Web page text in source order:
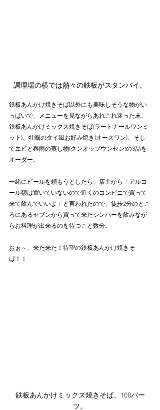
調理場の横では熱々の鉄板がスタンバイ。
鉄板あんかけ焼きそば以外にも美味しそうな物がい
っぱいで、メニューを見ながらあれこれ迷った末、
鉄板あんかけミックス焼きそば(ラートナールワンミ
ット)、牡蠣のタイ風お好み焼き(オースワン)、そし
てエビと春雨の蒸し物(クンオップウンセン)の3品を
オーダー。
一緒にビールを頼もうとしたら、店主から「アルコ
ール類は置いていないので近くのコンビニで買って
来て飲んでいいよ」と言われたので、徒歩2分のとこ
ろにあるセブンから買って来たシンハーを飲みなが
らお料理が出来るのを待つこと数分。
おぉ～、来た来た！待望の鉄板あんかけ焼きそ
ば！！
鉄板あんかけミックス焼きそば、100バー
ツ。